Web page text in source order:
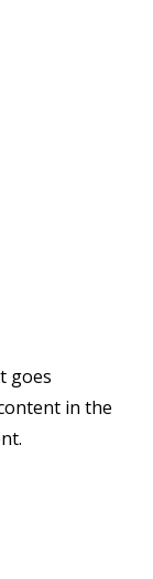
goes
in the